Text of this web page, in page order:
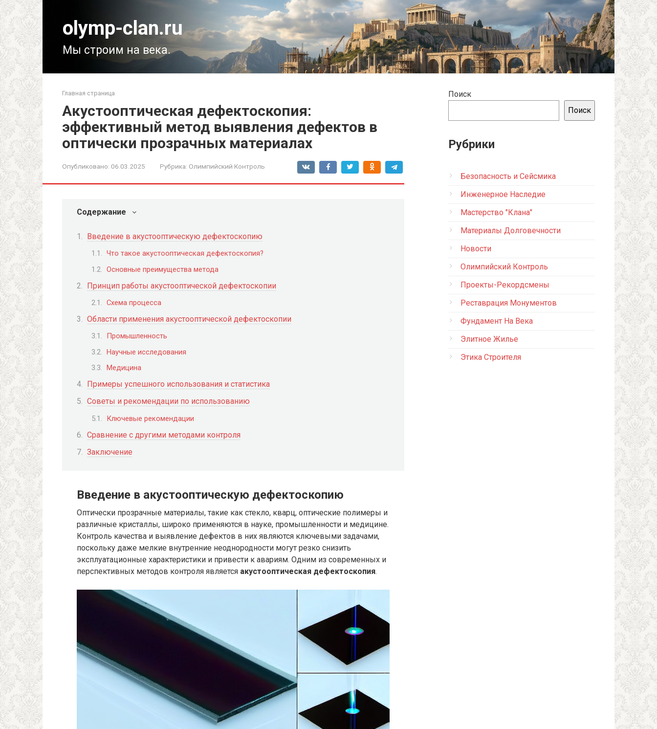
olymp-clan.ru
Мы строим на века.
Главная страница
Акустооптическая дефектоскопия:
эффективный метод выявления дефектов в
оптически прозрачных материалах
Опубликовано: 06.03.2025 Рубрика: Олимпийский Контроль
Содержание
Введение в акустооптическую дефектоскопию
Что такое акустооптическая дефектоскопия?
Основные преимущества метода
Принцип работы акустооптической дефектоскопии
Схема процесса
Области применения акустооптической дефектоскопии
Промышленность
Научные исследования
Медицина
Примеры успешного использования и статистика
Советы и рекомендации по использованию
Ключевые рекомендации
Сравнение с другими методами контроля
Заключение
Введение в акустооптическую дефектоскопию
Оптически прозрачные материалы, такие как стекло, кварц, оптические полимеры и
различные кристаллы, широко применяются в науке, промышленности и медицине.
Контроль качества и выявление дефектов в них являются ключевыми задачами,
поскольку даже мелкие внутренние неоднородности могут резко снизить
эксплуатационные характеристики и привести к авариям. Одним из современных и
перспективных методов контроля является акустооптическая дефектоскопия.
Поиск
Поиск
Рубрики
Безопасность и Сейсмика
Инженерное Наследие
Мастерство "Клана"
Материалы Долговечности
Новости
Олимпийский Контроль
Проекты-Рекордсмены
Реставрация Монументов
Фундамент На Века
Элитное Жилье
Этика Строителя